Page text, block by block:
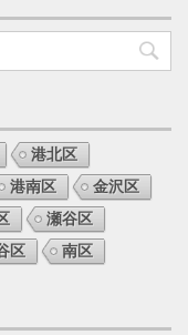
港北区
港南区
金沢区
瀬谷区
区 南区